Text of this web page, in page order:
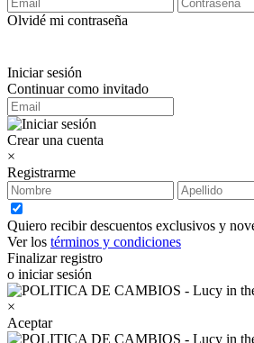
Olvidé mi contraseña
Iniciar sesión
Continuar como invitado
Crear una cuenta
×
Registrarme
Quiero recibir descuentos exclusivos y
Ver los términos y condiciones
Finalizar registro
o iniciar sesión
×
Aceptar